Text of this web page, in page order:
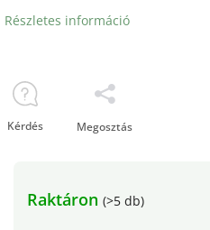
Raktáron (>5 db)
Részletes információ
Kérdés Megosztás